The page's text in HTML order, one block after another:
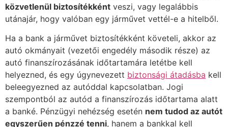
közvetlenül biztosítékként veszi, vagy legalábbis
utánajár, hogy valóban egy járművet vettél-e a hitelből.
Ha a bank a járművet biztosítékként követeli, akkor az
autó okmányait (vezetői engedély második része) az
autó finanszírozásának időtartamára letétbe kell
helyezned, és egy úgynevezett biztonsági átadásba kell
beleegyezned az autóddal kapcsolatban. Jogi
szempontból az autód a finanszírozás időtartama alatt
a banké. Pénzügyi nehézség esetén nem tudod az autót
egyszerűen pénzzé tenni, hanem a bankkal kell